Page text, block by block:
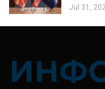
Jul 31,